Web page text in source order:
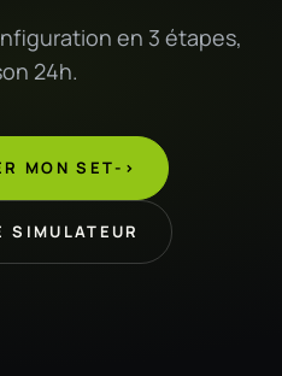
en 3 étapes,
24h.
MON SET->
SIMULATEUR